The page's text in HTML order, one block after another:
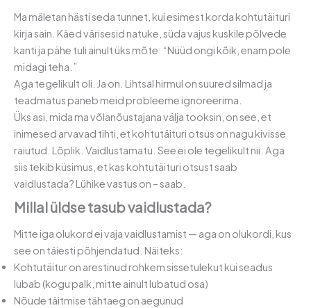
Ma mäletan hästi seda tunnet, kui esimest korda kohtutäituri
kirja sain. Käed värisesid natuke, süda vajus kuskile põlvede
kanti ja pähe tuli ainult üks mõte: “Nüüd ongi kõik, enam pole
midagi teha.”
Aga tegelikult oli. Ja on. Lihtsal hirmul on suured silmad ja
teadmatus paneb meid probleeme ignoreerima.
Üks asi, mida ma võlanõustajana välja tooksin, on see, et
inimesed arvavad tihti, et kohtutäituri otsus on nagu kivisse
raiutud. Lõplik. Vaidlustamatu. See ei ole tegelikult nii. Aga
siis tekib küsimus, et kas kohtutäituri otsust saab
vaidlustada? Lühike vastus on – saab.
Millal üldse tasub vaidlustada?
Mitte iga olukord ei vaja vaidlustamist — aga on olukordi, kus
see on täiesti põhjendatud. Näiteks:
Kohtutäitur on arestinud rohkem sissetulekut kui seadus
lubab (kogu palk, mitte ainult lubatud osa)
Nõude täitmise tähtaeg on aegunud